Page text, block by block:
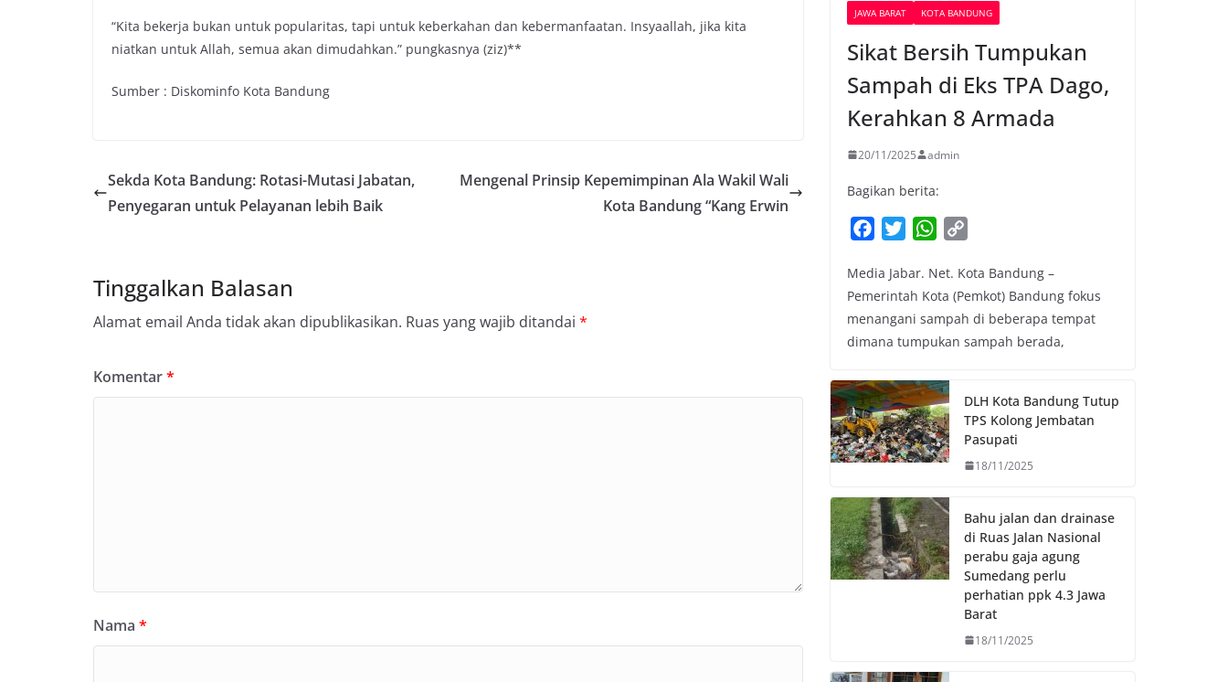
“Kita bekerja bukan untuk popularitas, tapi untuk keberkahan dan kebermanfaatan. Insyaallah, jika kita
niatkan untuk Allah, semua akan dimudahkan.” pungkasnya (ziz)**
Sumber : Diskominfo Kota Bandung
Sekda Kota Bandung: Rotasi-Mutasi Jabatan,
Penyegaran untuk Pelayanan lebih Baik
Mengenal Prinsip Kepemimpinan Ala Wakil Wali
Kota Bandung “Kang Erwin
Tinggalkan Balasan
Alamat email Anda tidak akan dipublikasikan. Ruas yang wajib ditandai *
Komentar*
Nama *
JAWA BARAT KOTA BANDUNG
Sikat Bersih Tumpukan
Sampah di Eks TPA Dago,
Kerahkan 8 Armada
20/11/2025 admin
Bagikan berita:
c
e
b
o
k
i
t
t
e
W
a
t
s
A
p
p
y
L
i
k
Media Jabar. Net. Kota Bandung –
Pemerintah Kota (Pemkot) Bandung fokus
menangani sampah di beberapa tempat
dimana tumpukan sampah berada,
DLH Kota Bandung Tutup
TPS Kolong Jembatan
Pasupati
18/11/2025
Bahu jalan dan drainase
di Ruas Jalan Nasional
perabu gaja agung
Sumedang perlu
perhatian ppk 4.3 Jawa
Barat
18/11/2025